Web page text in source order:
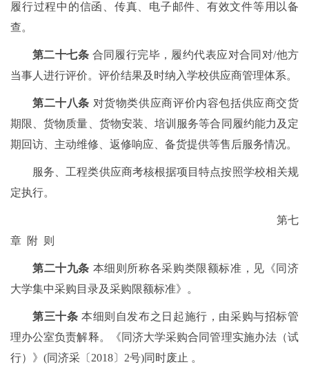
履行过程中的信函、传真、电子邮件、有效文件等用以备
查。
第二十七条 合同履行完毕，履约代表应对合同对/他方
当事人进行评价。评价结果及时纳入学校供应商管理体系。
第二十八条 对货物类供应商评价内容包括供应商交货
期限、货物质量、货物安装、培训服务等合同履约能力及定
期回访、主动维修、返修响应、备货提供等售后服务情况。
服务、工程类供应商考核根据项目特点按照学校相关规
定执行。
第七
章 附 则
第二十九条 本细则所称各采购类限额标准，见《同济
大学集中采购目录及采购限额标准》。
第三十条 本细则自发布之日起施行，由采购与招标管
理办公室负责解释。《同济大学采购合同管理实施办法（试
行）》(同济采〔2018〕2号)同时废止 。